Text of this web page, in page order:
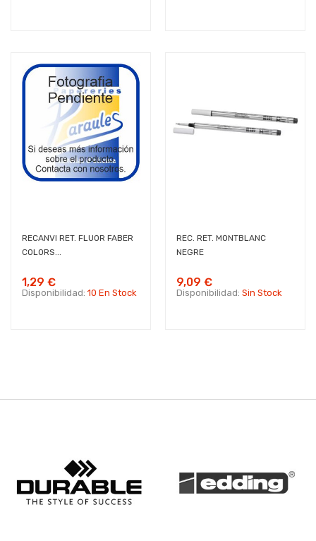
RECANVI RET. FLUOR FABER
COLORS...
1,29 €
Disponibilidad: 10 En Stock
REC. RET. MONTBLANC
NEGRE
9,09 €
Disponibilidad: Sin Stock